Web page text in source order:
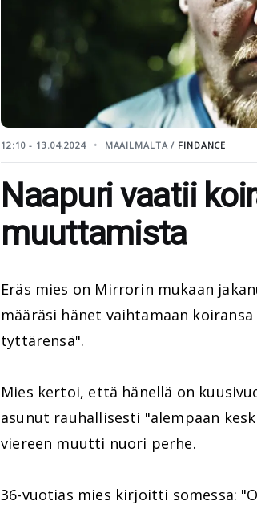
12:10 - 13.04.2024 MAAILMALTA / FINDANCE
Naapuri vaatii
muuttamista
Eräs mies on Mirrorin mukaan
määräsi hänet vaihtamaan
tyttärensä".
Mies kertoi, että hänellä on
asunut rauhallisesti "alempaan
viereen muutti nuori perhe.
36-vuotias mies kirjoitti somessa: